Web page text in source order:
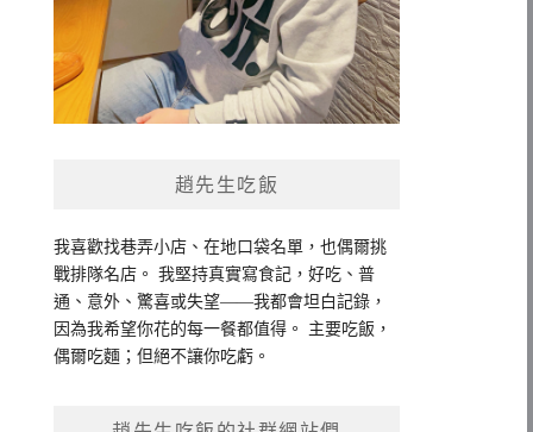
趙先生吃飯
我喜歡找巷弄小店、在地口袋名單，也偶爾挑
戰排隊名店。 我堅持真實寫食記，好吃、普
通、意外、驚喜或失望——我都會坦白記錄，
因為我希望你花的每一餐都值得。 主要吃飯，
偶爾吃麵；但絕不讓你吃虧。